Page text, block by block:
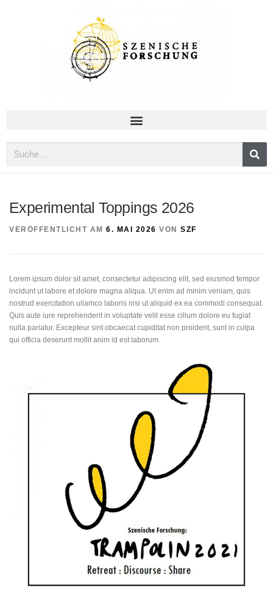
Experimental Toppings 2026
VERÖFFENTLICHT AM 6. MAI 2026 VON SZF
Lorem ipsum dolor sit amet, consectetur adipiscing elit, sed eiusmod tempor
incidunt ut labore et dolore magna aliqua. Ut enim ad minim veniam, quis
nostrud exercitation ullamco laboris nisi ut aliquid ex ea commodi consequat.
Quis aute iure reprehenderit in voluptate velit esse cillum dolore eu fugiat
nulla pariatur. Excepteur sint obcaecat cupiditat non proident, sunt in culpa
qui officia deserunt mollit anim id est laborum.